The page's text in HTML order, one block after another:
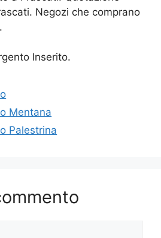
Negozi che comprano
Inserito.
Mentana
Palestrina